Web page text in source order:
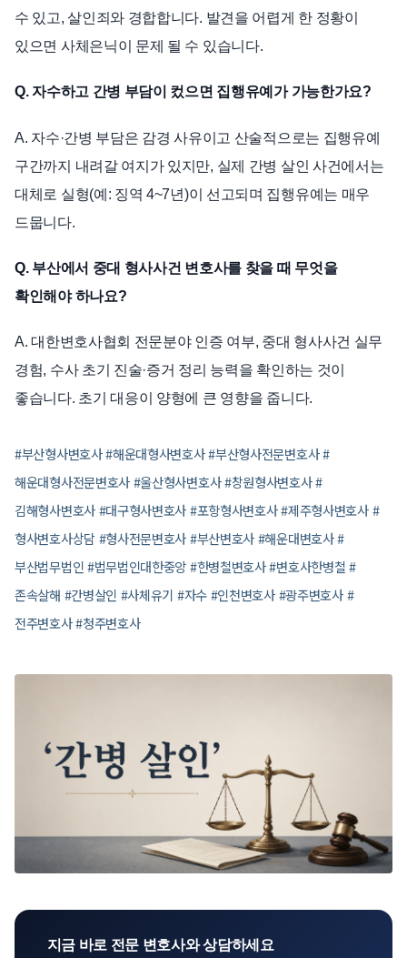
수 있고, 살인죄와 경합합니다. 발견을 어렵게 한 정황이
있으면 사체은닉이 문제 될 수 있습니다.
Q. 자수하고 간병 부담이 컸으면 집행유예가 가능한가요?
A. 자수·간병 부담은 감경 사유이고 산술적으로는 집행유예
구간까지 내려갈 여지가 있지만, 실제 간병 살인 사건에서는
대체로 실형(예: 징역 4~7년)이 선고되며 집행유예는 매우
드뭅니다.
Q. 부산에서 중대 형사사건 변호사를 찾을 때 무엇을
확인해야 하나요?
A. 대한변호사협회 전문분야 인증 여부, 중대 형사사건 실무
경험, 수사 초기 진술·증거 정리 능력을 확인하는 것이
좋습니다. 초기 대응이 양형에 큰 영향을 줍니다.
#부산형사변호사 #해운대형사변호사 #부산형사전문변호사 #
해운대형사전문변호사 #울산형사변호사 #창원형사변호사 #
김해형사변호사 #대구형사변호사 #포항형사변호사 #제주형사변호사 #
형사변호사상담 #형사전문변호사 #부산변호사 #해운대변호사 #
부산법무법인 #법무법인대한중앙 #한병철변호사 #변호사한병철 #
존속살해 #간병살인 #사체유기 #자수 #인천변호사 #광주변호사 #
전주변호사 #청주변호사
지금 바로 전문 변호사와 상담하세요